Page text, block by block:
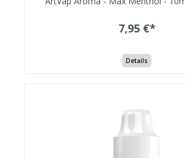
7,95 €*
Details